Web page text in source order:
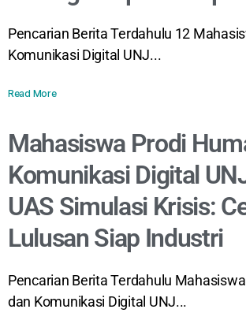
Pencarian Berita Terdahulu 12
Komunikasi Digital UNJ...
Read More
Mahasiswa Prodi
Komunikasi Digital
UAS Simulasi Krisis:
Lulusan Siap Industri
Pencarian Berita Terdahulu
dan Komunikasi Digital UNJ...